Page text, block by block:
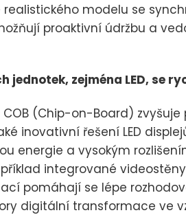
modelu se
proaktivní údržbu a
jednotek, zejména LED, se
(Chip-on-Board) zvyšuje
inovativní řešení LED
energie a vysokým
integrované
pomáhají se lépe
digitální transformace ve